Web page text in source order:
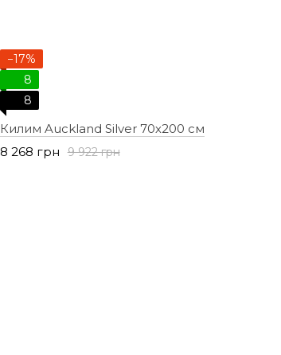
−17%
8
8
Килим Auckland Silver 70х200 см
9 922 грн
8 268 грн